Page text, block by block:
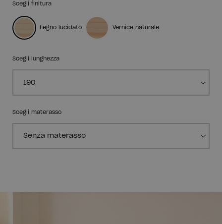
Scegli finitura
Legno lucidato Vernice naturale
Scegli lunghezza
Scegli materasso